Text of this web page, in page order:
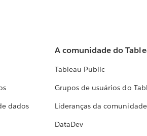
dados
A comunidade do
Tableau Public
Grupos de usuários do
Lideranças da comunidade
DataDev